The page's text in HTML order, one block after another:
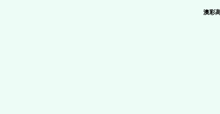
澳彩